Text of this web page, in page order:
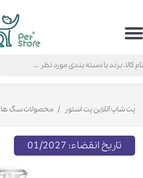
حساب کاربری من
خروج از حساب کاربری
پت شاپ آنلاین پت استور محصولات سگ ها
تاریخ انقضاء: 01/2027